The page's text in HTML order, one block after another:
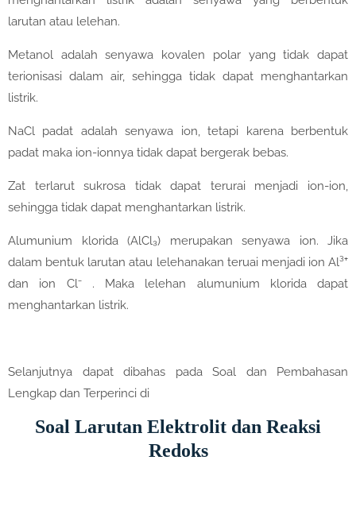
larutan atau lelehan.
Metanol adalah senyawa kovalen polar yang tidak dapat
terionisasi dalam air, sehingga tidak dapat menghantarkan
listrik.
NaCl padat adalah senyawa ion, tetapi karena berbentuk
padat maka ion-ionnya tidak dapat bergerak bebas.
Zat terlarut sukrosa tidak dapat terurai menjadi ion-ion,
sehingga tidak dapat menghantarkan listrik.
Alumunium klorida (AlCl₃) merupakan senyawa ion. Jika
dalam bentuk larutan atau lelehanakan teruai menjadi ion Al³⁺
dan ion Cl⁻ . Maka lelehan alumunium klorida dapat
menghantarkan listrik.
Selanjutnya dapat dibahas pada Soal dan Pembahasan
Lengkap dan Terperinci di
Soal Larutan Elektrolit dan Reaksi
Redoks